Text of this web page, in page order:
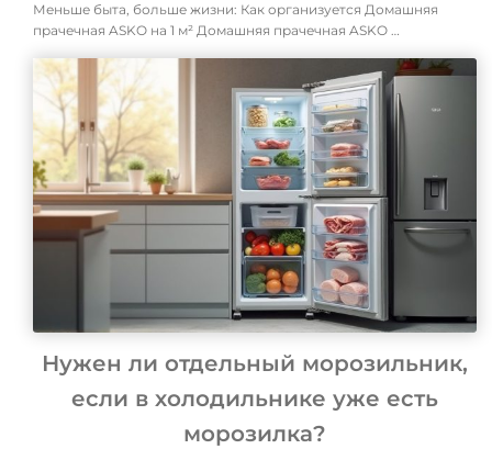
Меньше быта, больше жизни: Как организуется Домашняя
прачечная ASKO на 1 м² Домашняя прачечная ASKO …
Нужен ли отдельный морозильник,
если в холодильнике уже есть
морозилка?